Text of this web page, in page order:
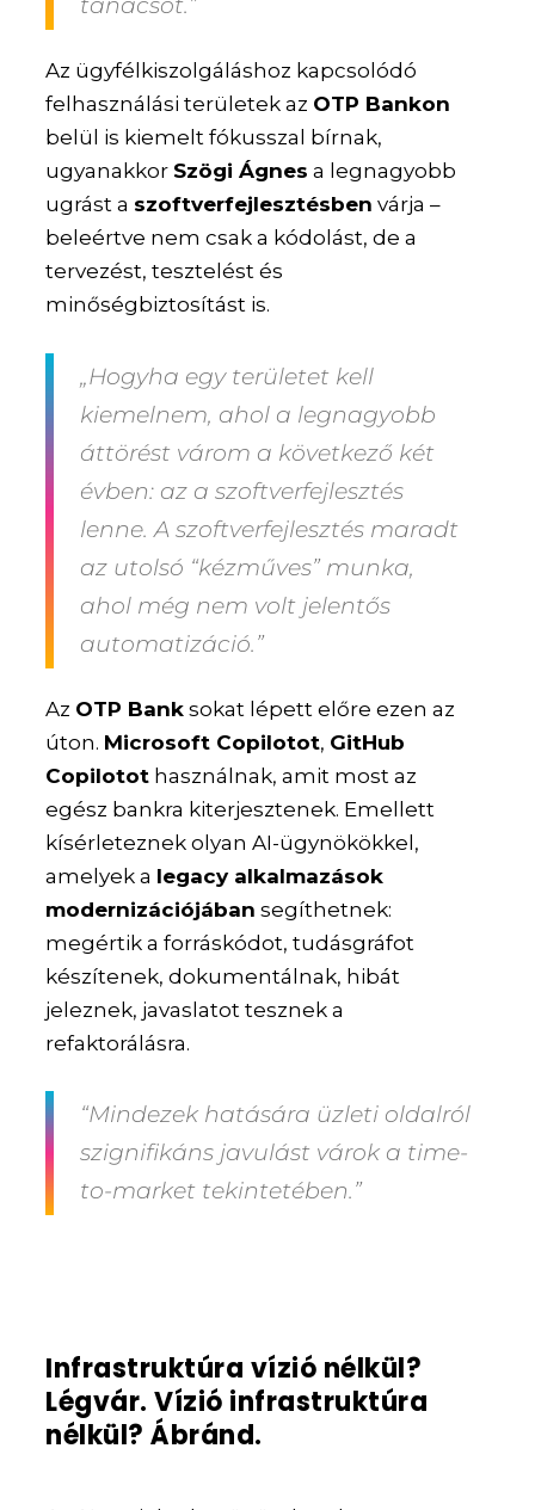
Az ügyfélkiszolgáláshoz kapcsolódó
felhasználási területek az OTP Bankon
belül is kiemelt fókusszal bírnak,
ugyanakkor Szögi Ágnes a legnagyobb
ugrást a szoftverfejlesztésben várja –
beleértve nem csak a kódolást, de a
tervezést, tesztelést és
minőségbiztosítást is.
„Hogyha egy területet kell
kiemelnem, ahol a legnagyobb
áttörést várom a következő két
évben: az a szoftverfejlesztés
lenne. A szoftverfejlesztés maradt
az utolsó “kézműves” munka,
ahol még nem volt jelentős
automatizáció.”
Az OTP Bank sokat lépett előre ezen az
úton. Microsoft Copilotot, GitHub
Copilotot használnak, amit most az
egész bankra kiterjesztenek. Emellett
kísérleteznek olyan AI-ügynökökkel,
amelyek a legacy alkalmazások
modernizációjában segíthetnek:
megértik a forráskódot, tudásgráfot
készítenek, dokumentálnak, hibát
jeleznek, javaslatot tesznek a
refaktorálásra.
“Mindezek hatására üzleti oldalról
szignifikáns javulást várok a time-
to-market tekintetében.”
Infrastruktúra vízió nélkül?
Légvár. Vízió infrastruktúra
nélkül? Ábránd.